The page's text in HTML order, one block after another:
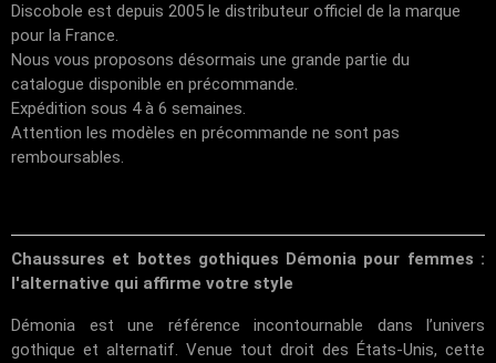
Discobole est depuis 2005 le distributeur officiel de la marque
pour la France.
Nous vous proposons désormais une grande partie du
catalogue disponible en précommande.
Expédition sous 4 à 6 semaines.
Attention les modèles en précommande ne sont pas
remboursables.
Chaussures et bottes gothiques Démonia pour femmes :
l'alternative qui affirme votre style
Démonia est une référence incontournable dans l’univers
gothique et alternatif. Venue tout droit des États-Unis, cette